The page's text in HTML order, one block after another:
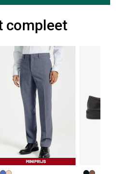
compleet